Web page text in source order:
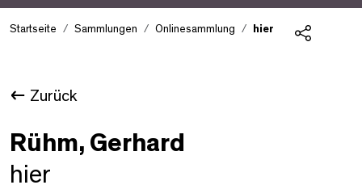
Startseite Sammlungen Onlinesammlung hier
Zurück
Rühm, Gerhard
hier